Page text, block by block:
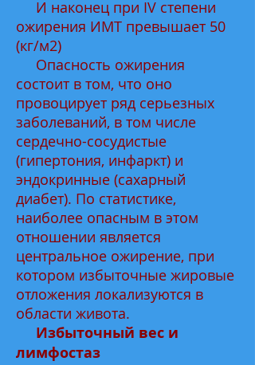
И наконец при IV степени
ожирения ИМТ превышает 50
(кг/м2)
Опасность ожирения
состоит в том, что оно
провоцирует ряд серьезных
заболеваний, в том числе
сердечно-сосудистые
(гипертония, инфаркт) и
эндокринные (сахарный
диабет). По статистике,
наиболее опасным в этом
отношении является
центральное ожирение, при
котором избыточные жировые
отложения локализуются в
области живота.
Избыточный вес и
лимфостаз